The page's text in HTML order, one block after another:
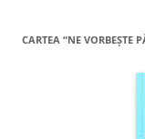
CARTEA “NE VORBEŞTE